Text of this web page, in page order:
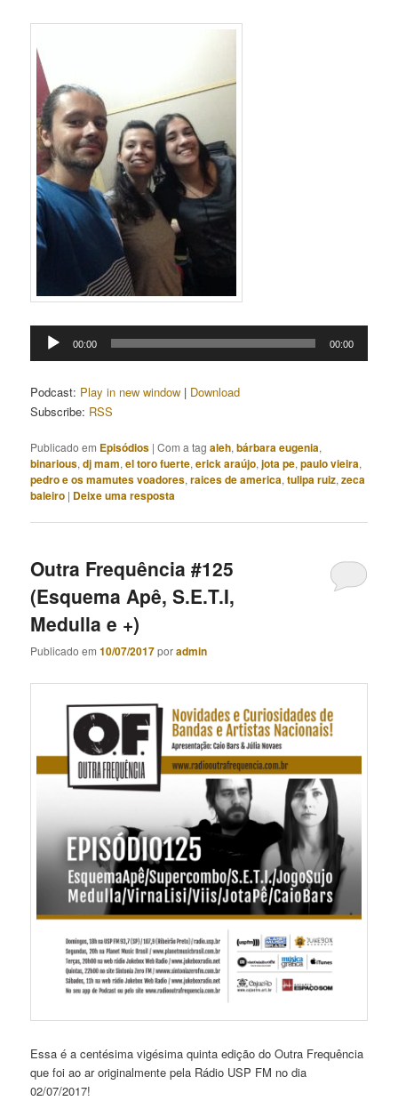
Tocador
00:00 00:00
Podcast: Play in new window | Download
Subscribe: RSS
Publicado em Episódios |Com a tagaleh,bárbara eugenia,
binarious,dj mam,el toro fuerte,erick araújo,jota pe,paulo vieira,
pedro e os mamutes voadores,raices de america,tulipa ruiz,zeca
baleiro | Deixe uma resposta
Outra Frequência #125
(Esquema Apê, S.E.T.I,
Medulla e +)
Publicado em10/07/2017poradmin
Essa é a centésima vigésima quinta edição do Outra Frequência
que foi ao ar originalmente pela Rádio USP FM no dia
02/07/2017!